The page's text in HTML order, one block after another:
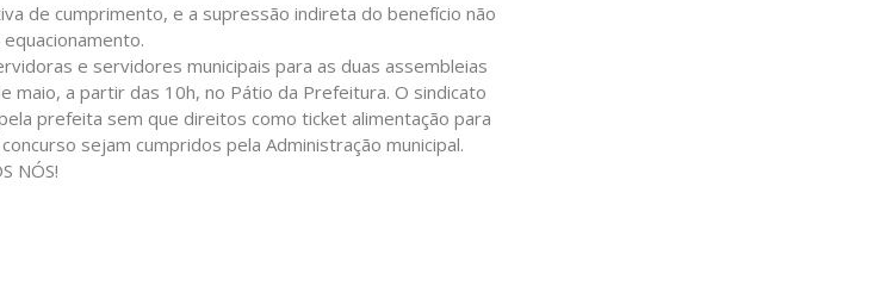
de cumprimento, e a supressão indireta do benefício não
e servidores municipais para as duas assembleias
maio, a partir das 10h, no Pátio da Prefeitura. O sindicato
prefeita sem que direitos como ticket alimentação para
sejam cumpridos pela Administração municipal.
NÓS!